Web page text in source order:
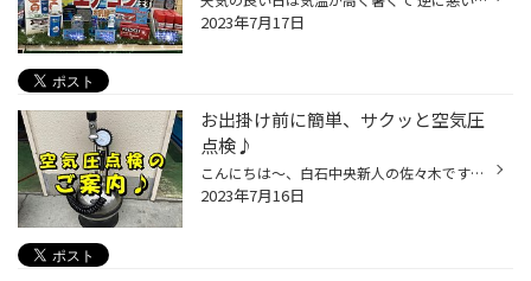
2023年7月17日
お出掛け前に簡単、サクッと空気圧
点検♪
こんにちは～、白石中央新人の佐々木です！ 今回は空気圧点検のご案内でございます(^^♪ ここ最近は雨でしたが... これからは晴れていく日が続いていくと！ お出掛けしたくなりますよね....？ 花火大会や音楽フェス、車で旅行には最高の季節ですね♪ そんなお出掛けをする前にして頂きたいのが空気圧...
2023年7月16日